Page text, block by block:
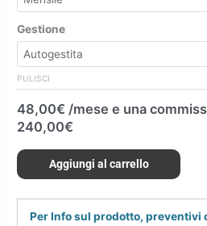
Gestione
PULISCI
48,00€ /mese e una
240,00€
Aggiungi al carrello
Per Info sul prodotto, preventivi